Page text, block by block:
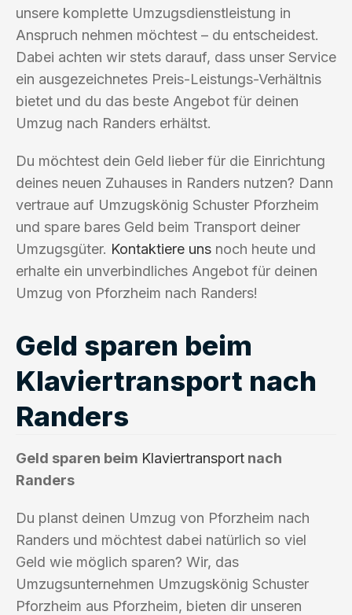
unsere komplette Umzugsdienstleistung in
Anspruch nehmen möchtest – du entscheidest.
Dabei achten wir stets darauf, dass unser Service
ein ausgezeichnetes Preis-Leistungs-Verhältnis
bietet und du das beste Angebot für deinen
Umzug nach Randers erhältst.
Du möchtest dein Geld lieber für die Einrichtung
deines neuen Zuhauses in Randers nutzen? Dann
vertraue auf Umzugskönig Schuster Pforzheim
und spare bares Geld beim Transport deiner
Umzugsgüter. Kontaktiere uns noch heute und
erhalte ein unverbindliches Angebot für deinen
Umzug von Pforzheim nach Randers!
Geld sparen beim
Klaviertransport nach
Randers
Geld sparen beim Klaviertransport nach
Randers
Du planst deinen Umzug von Pforzheim nach
Randers und möchtest dabei natürlich so viel
Geld wie möglich sparen? Wir, das
Umzugsunternehmen Umzugskönig Schuster
Pforzheim aus Pforzheim, bieten dir unseren